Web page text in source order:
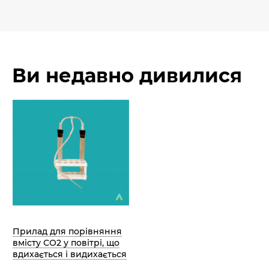
Ви недавно дивилися
Прилад для порівняння
вмісту СО2 у повітрі, що
вдихається і видихається